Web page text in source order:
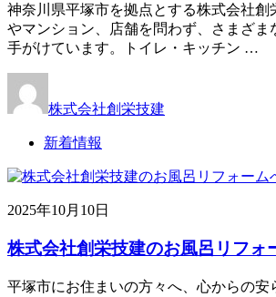
神奈川県平塚市を拠点とする株式会社創
やマンション、店舗を問わず、さまざま
手がけています。トイレ・キッチン …
株式会社創栄技建
新着情報
2025年10月10日
株式会社創栄技建のお風呂リフォ
平塚市にお住まいの方々へ、心からの安